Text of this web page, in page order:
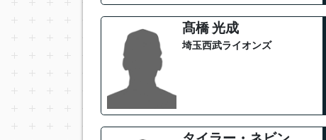
髙橋 光成
埼玉西武ライオンズ